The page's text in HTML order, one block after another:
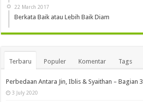
22 March 2017
Berkata Baik atau Lebih Baik Diam
Terbaru Populer Komentar Tags
Perbedaan Antara Jin, Iblis & Syaithan – Bagian 3
3 July 2020